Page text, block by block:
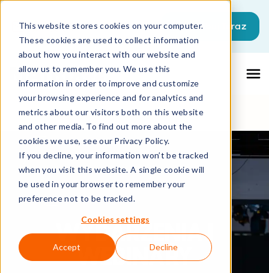
This website stores cookies on your computer.
These cookies are used to collect information
about how you interact with our website and
allow us to remember you. We use this
information in order to improve and customize
your browsing experience and for analytics and
metrics about our visitors both on this website
and other media. To find out more about the
cookies we use, see our Privacy Policy.
If you decline, your information won’t be tracked
when you visit this website. A single cookie will
be used in your browser to remember your
preference not to be tracked.
Cookies settings
Accept Decline
To pole wyszukiwania z dołączoną
Brak sugerowanych wyników,
Wypróbuj Teraz
WYDARZENIA I
WEBINARY